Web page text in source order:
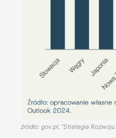
źródło: gov.pl, “Strategia